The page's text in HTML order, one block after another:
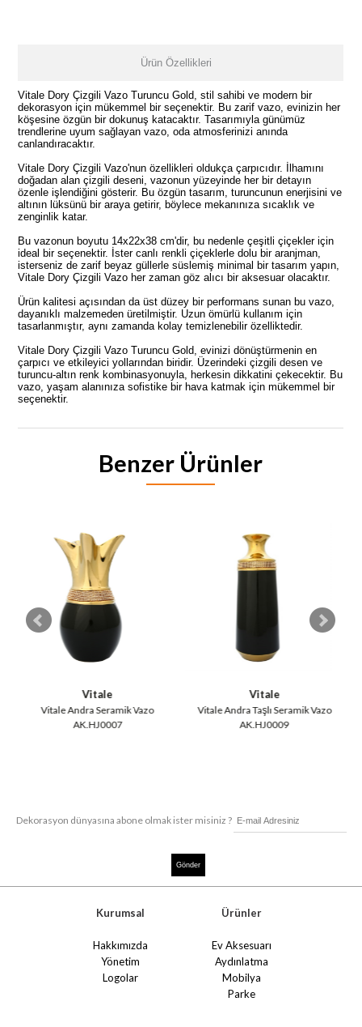
Ürün Özellikleri
Vitale Dory Çizgili Vazo Turuncu Gold, stil sahibi ve modern bir
dekorasyon için mükemmel bir seçenektir. Bu zarif vazo, evinizin her
köşesine özgün bir dokunuş katacaktır. Tasarımıyla günümüz
trendlerine uyum sağlayan vazo, oda atmosferinizi anında
canlandıracaktır.
Vitale Dory Çizgili Vazo'nun özellikleri oldukça çarpıcıdır. İlhamını
doğadan alan çizgili deseni, vazonun yüzeyinde her bir detayın
özenle işlendiğini gösterir. Bu özgün tasarım, turuncunun enerjisini ve
altının lüksünü bir araya getirir, böylece mekanınıza sıcaklık ve
zenginlik katar.
Bu vazonun boyutu 14x22x38 cm'dir, bu nedenle çeşitli çiçekler için
ideal bir seçenektir. İster canlı renkli çiçeklerle dolu bir aranjman,
isterseniz de zarif beyaz güllerle süslemiş minimal bir tasarım yapın,
Vitale Dory Çizgili Vazo her zaman göz alıcı bir aksesuar olacaktır.
Ürün kalitesi açısından da üst düzey bir performans sunan bu vazo,
dayanıklı malzemeden üretilmiştir. Uzun ömürlü kullanım için
tasarlanmıştır, aynı zamanda kolay temizlenebilir özelliktedir.
Vitale Dory Çizgili Vazo Turuncu Gold, evinizi dönüştürmenin en
çarpıcı ve etkileyici yollarından biridir. Üzerindeki çizgili desen ve
turuncu-altın renk kombinasyonuyla, herkesin dikkatini çekecektir. Bu
vazo, yaşam alanınıza sofistike bir hava katmak için mükemmel bir
seçenektir.
Benzer Ürünler
Vitale
Vitale Andra Seramik Vazo
AK.HJ0007
Vitale
Vitale Andra Taşlı Seramik Vazo
AK.HJ0009
Dekorasyon dünyasına abone olmak ister misiniz ?
Kurumsal
Hakkımızda
Yönetim
Logolar
Ürünler
Ev Aksesuarı
Aydınlatma
Mobilya
Parke